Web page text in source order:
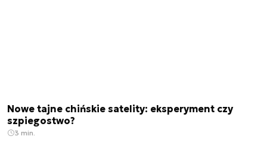
Nowe tajne chińskie satelity: eksperyment czy
szpiegostwo?
3 min.